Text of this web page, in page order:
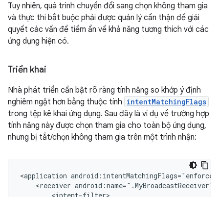
Tuy nhiên, quá trình chuyển đổi sang chọn không tham gia
và thực thi bắt buộc phải được quản lý cẩn thận để giải
quyết các vấn đề tiềm ẩn về khả năng tương thích với các
ứng dụng hiện có.
Triển khai
Nhà phát triển cần bật rõ ràng tính năng so khớp ý định
nghiêm ngặt hơn bằng thuộc tính intentMatchingFlags
trong tệp kê khai ứng dụng. Sau đây là ví dụ về trường hợp
tính năng này được chọn tham gia cho toàn bộ ứng dụng,
nhưng bị tắt/chọn không tham gia trên một trình nhận:
<application
<receiver android:name=".MyBroadcastReceiver"